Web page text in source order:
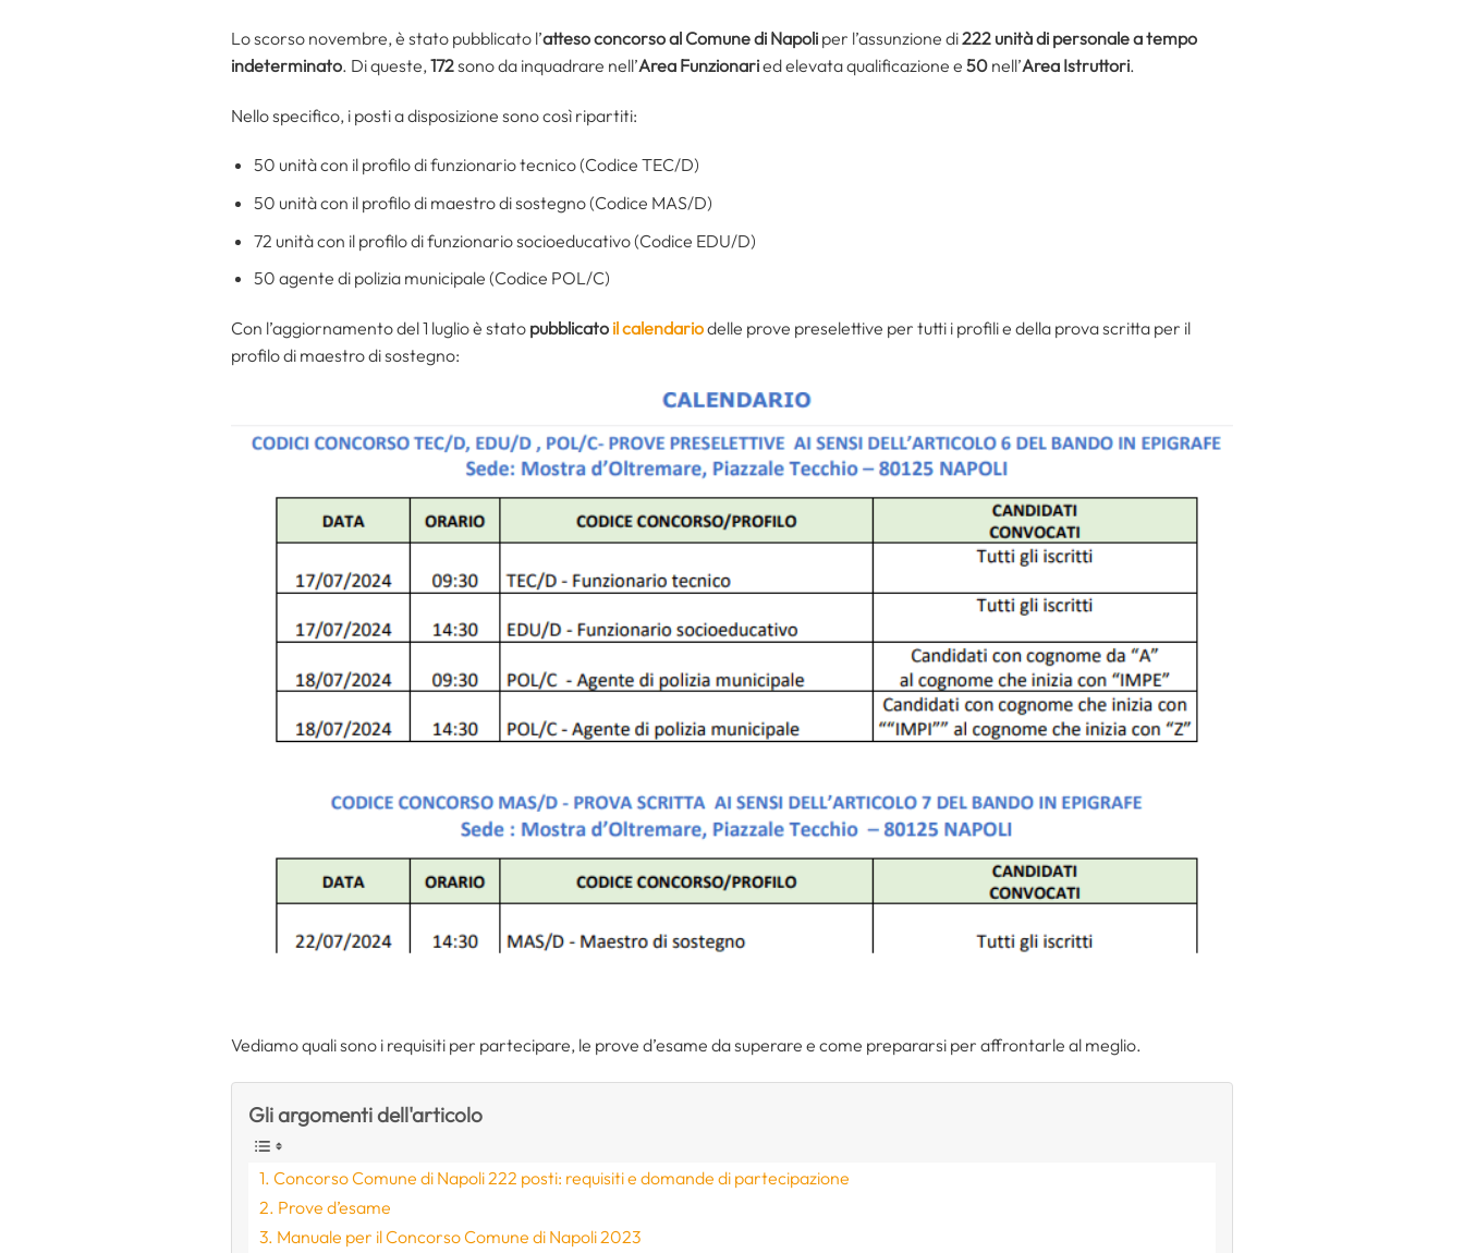
Lo scorso novembre, è stato pubblicato l’atteso concorso al Comune di Napoli per l’assunzione di222 unità di personale a tempo
indeterminato. Di queste, 172sono da inquadrare nell’Area Funzionaried elevata qualificazione e 50 nell’Area Istruttori.
Nello specifico, i posti a disposizione sono così ripartiti:
50 unità con il profilo di funzionario tecnico (Codice TEC/D)
50 unità con il profilo di maestro di sostegno (Codice MAS/D)
72 unità con il profilo di funzionario socioeducativo (Codice EDU/D)
50 agente di polizia municipale (Codice POL/C)
Con l’aggiornamento del 1 luglio è stato pubblicato il calendariodelle prove preselettive per tutti i profili e della prova scritta per il
profilo di maestro di sostegno:
Vediamo quali sono i requisiti per partecipare, le prove d’esame da superare e come prepararsi per affrontarle al meglio.
Gli argomenti dell'articolo
Concorso Comune di Napoli 222 posti: requisiti e domande di partecipazione
Prove d’esame
Manuale per il Concorso Comune di Napoli 2023